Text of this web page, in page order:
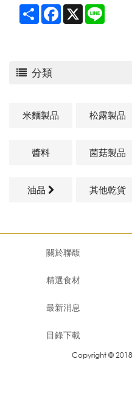
分類
米麵製品 松露製品
醬料 菌菇製品
油品 其他乾貨
Share Facebook
X
關於聯馥
精選食材
最新消息
目錄下載
Copyright ©